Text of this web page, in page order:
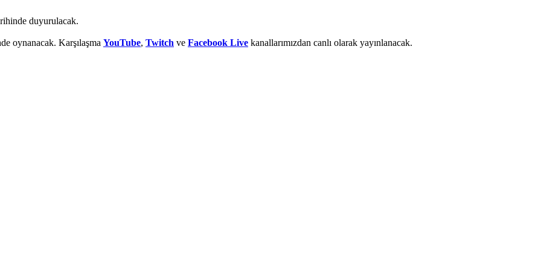
duyurulacak.
oynanacak. Karşılaşma YouTube, Twitch ve Facebook Live kanallarımızdan canlı olarak yayınlanacak.